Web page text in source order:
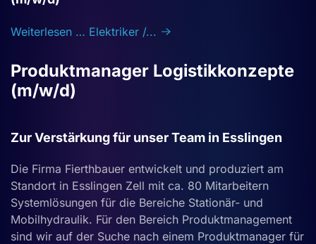
Weiterlesen … Elektriker /...
Produktmanager Logistikkonzepte
(m/w/d)
Zur Verstärkung für unser Team in Esslingen
Die Firma Fierthbauer entwickelt und produziert am
Standort in Esslingen Zell mit ca. 80 Mitarbeitern
Systemlösungen für die Bereiche Stationär- und
Mobilhydraulik. Für den Bereich Produktmanagement
sind wir auf der Suche nach einem Produktmanager für